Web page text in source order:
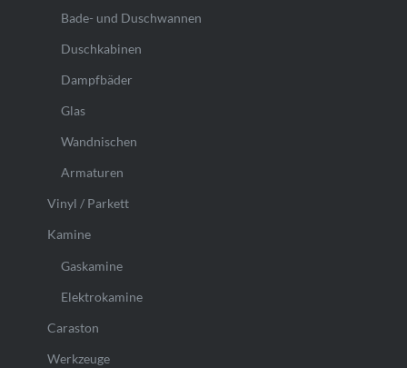
Bade- und Duschwannen
Duschkabinen
Dampfbäder
Glas
Wandnischen
Armaturen
Vinyl / Parkett
Kamine
Gaskamine
Elektrokamine
Caraston
Werkzeuge